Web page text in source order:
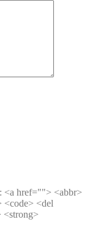
<a href=""> <abbr>
<code> <del